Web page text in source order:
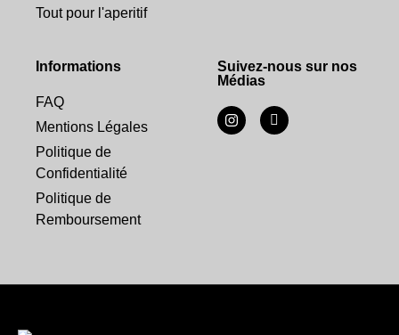
Tout pour l'aperitif
Informations
FAQ
Mentions Légales
Politique de
Confidentialité
Politique de
Remboursement
Suivez-nous sur nos
Médias